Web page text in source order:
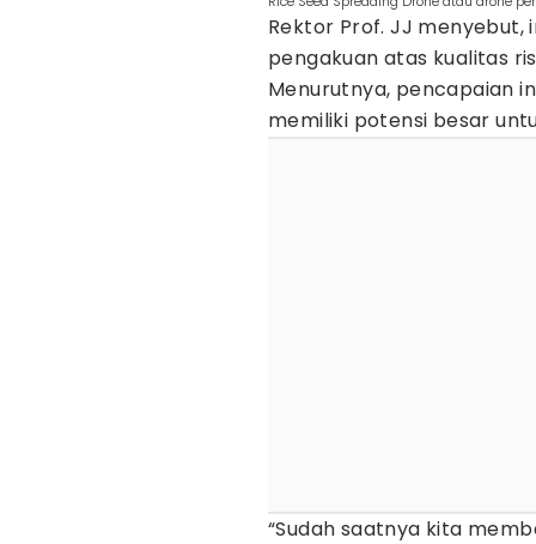
Rektor Prof. JJ menyebut,
pengakuan atas kualitas
Menurutnya, pencapaian
memiliki potensi besar
“Sudah saatnya kita